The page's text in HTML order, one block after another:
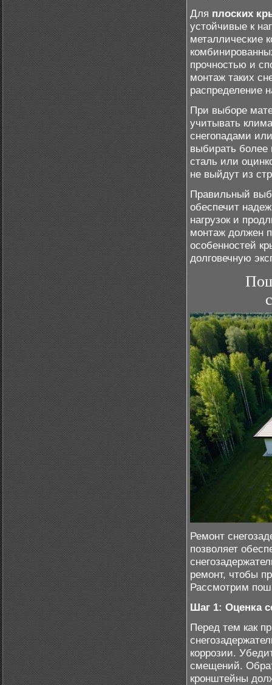
Для плоских
устойчивые к
металлические
прочностью и
монтаж таких
распределение
При выборе
учитывать
снегопадами
выбирать более
сталь или
не выйдут из
Правильный
обеспечит
нагрузок и
монтаж должен
особенностей
долговечную
Ремонт
позволяет
ремонт, чтобы
Рассмотрим
Шаг 1: Оценка
Перед тем как
коррозии.
смещений.
кронштейны